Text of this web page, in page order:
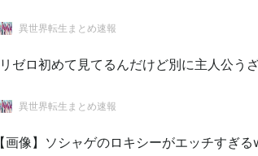
異世界転生まとめ速報
リゼロ初めて見てるんだけど別に主人公う
異世界転生まとめ速報
【画像】ソシャゲのロキシーがエッチすぎ